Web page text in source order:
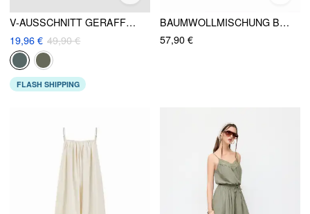
V-AUSSCHNITT GERAFFTER TASCHEN JOGGER OVERALL
19,96 € 49,90 €
FLASH SHIPPING
BAUMWOLLMISCHUNG BLUMIG SÜSSES HERZ CAMI SPITZENBESATZ KORDELZUG BARREL-BEIN OVERALL
57,90 €